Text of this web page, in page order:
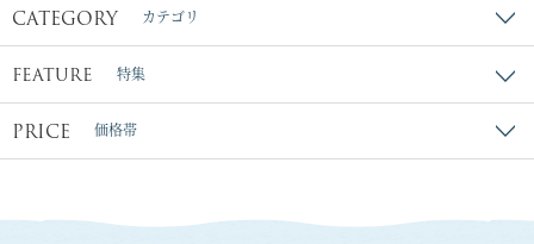
CATEGORY カテゴリ
FEATURE 特集
PRICE 価格帯